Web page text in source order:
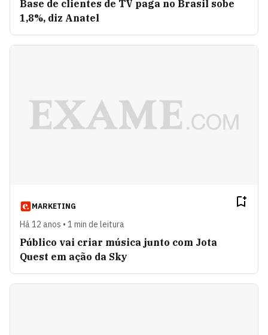
Base de clientes de TV paga no Brasil sobe
1,8%, diz Anatel
MARKETING
Há 12 anos • 1 min de leitura
Público vai criar música junto com Jota
Quest em ação da Sky